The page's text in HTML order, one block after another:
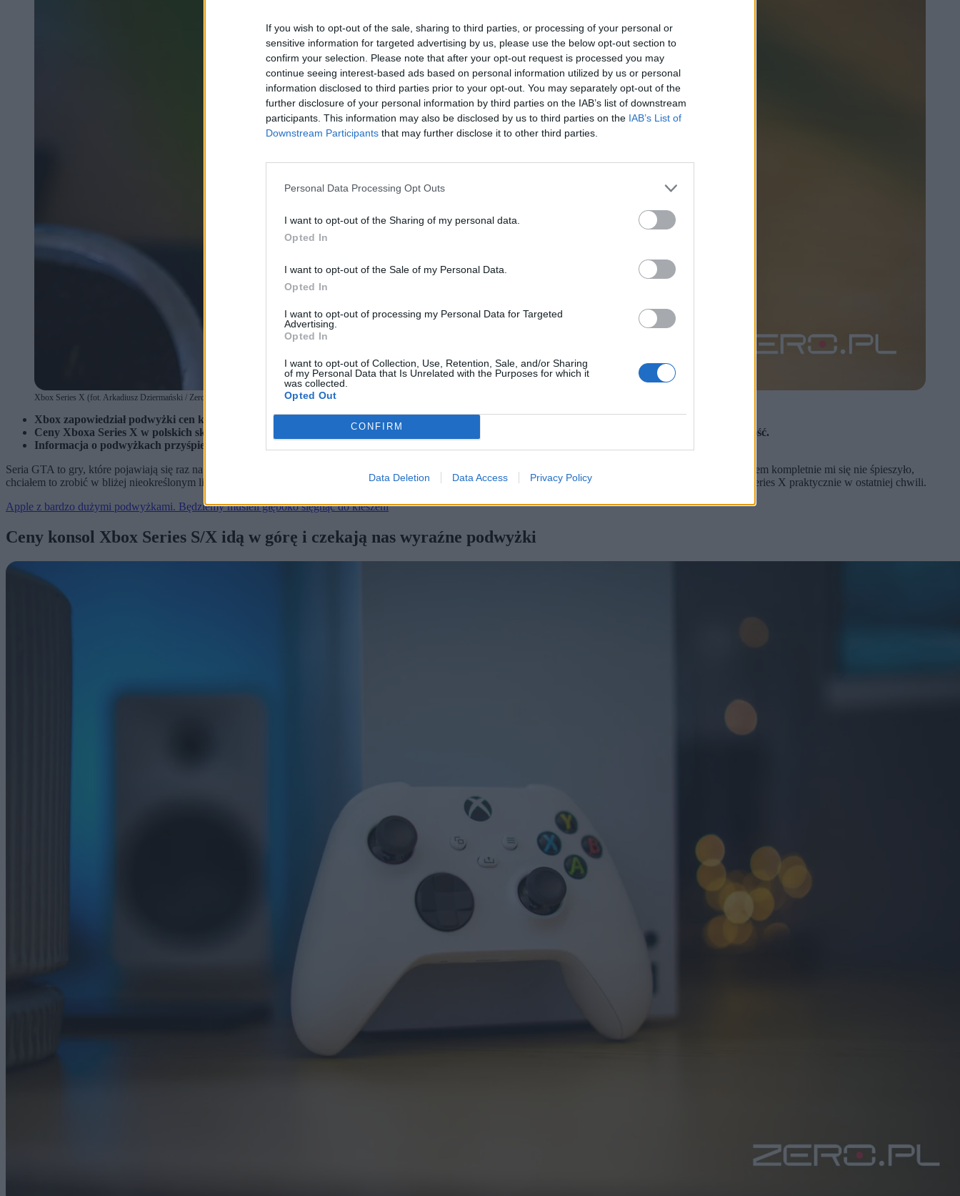
If you wish to opt-out of the sale, sharing to third parties, or processing of your personal or
sensitive information for targeted advertising by us, please use the below opt-out section to
confirm your selection. Please note that after your opt-out request is processed you may
continue seeing interest-based ads based on personal information utilized by us or personal
information disclosed to third parties prior to your opt-out. You may separately opt-out of the
further disclosure of your personal information by third parties on the IAB’s list of downstream
participants. This information may also be disclosed by us to third parties on the IAB’s List of
Downstream Participants that may further disclose it to other third parties.
Personal Data Processing Opt Outs
I want to opt-out of the Sharing of my personal data.
Opted In
I want to opt-out of the Sale of my Personal Data.
Opted In
I want to opt-out of processing my Personal Data for Targeted
Advertising.
Opted In
I want to opt-out of Collection, Use, Retention, Sale, and/or Sharing
of my Personal Data that Is Unrelated with the Purposes for which it
was collected.
Opted Out
CONFIRM
Data Deletion Data Access Privacy Policy
Xbox Series X (fot. Arkadiusz Dziermański / Zero.pl)
Xbox zapowiedział podwyżki cen konsol. Ceny wzrosną od sierpnia średnio o 100-150 dol.
Ceny Xboxa Series X w polskich sklepach już zaczęły rosnąć. W najbliższych tygodniach czekają nas coraz wyższe wartości i coraz mniejsza dostępność.
Informacja o podwyżkach przyśpieszyła moją decyzję o zakupie Xboxa. Konsolę w niższej cenie udało i się kupić dosłownie w ostatniej chwili.
Seria GTA to gry, które pojawiają się raz na kilka lat i można powiedzieć, że raz na generację konsol, więc zakup niezbędnego urządzenia miałem w planach. Z zakupem kompletnie mi się nie śpieszyło,
chciałem to zrobić w bliżej nieokreślonym lipcu lub sierpniu, ale
Xbox informacją o nadchodzących podwyżkach przyśpieszył moją decyzę
. Udało mi się kupić Series X praktycznie w ostatniej chwili.
Apple z bardzo dużymi podwyżkami. Będziemy musieli głęboko sięgnąć do kieszeni
Ceny konsol Xbox Series S/X idą w górę i czekają nas wyraźne podwyżki